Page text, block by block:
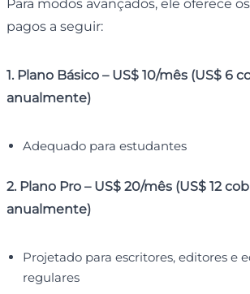
Para modos avançados, ele oferece
pagos a seguir:
1. Plano Básico – US$ 10/mês (US$ 6
anualmente)
Adequado para estudantes
2. Plano Pro – US$ 20/mês (US$ 12
anualmente)
Projetado para escritores, editores e
regulares